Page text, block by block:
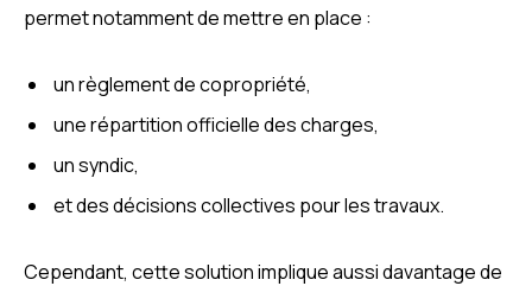
permet notamment de mettre en place :
un règlement de copropriété,
une répartition officielle des charges,
un syndic,
et des décisions collectives pour les travaux.
Cependant, cette solution implique aussi davantage de